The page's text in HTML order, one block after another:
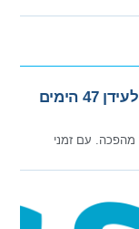
מהפכה. עם זמני